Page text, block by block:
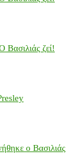
Βασιλιάς ζεί!
ο